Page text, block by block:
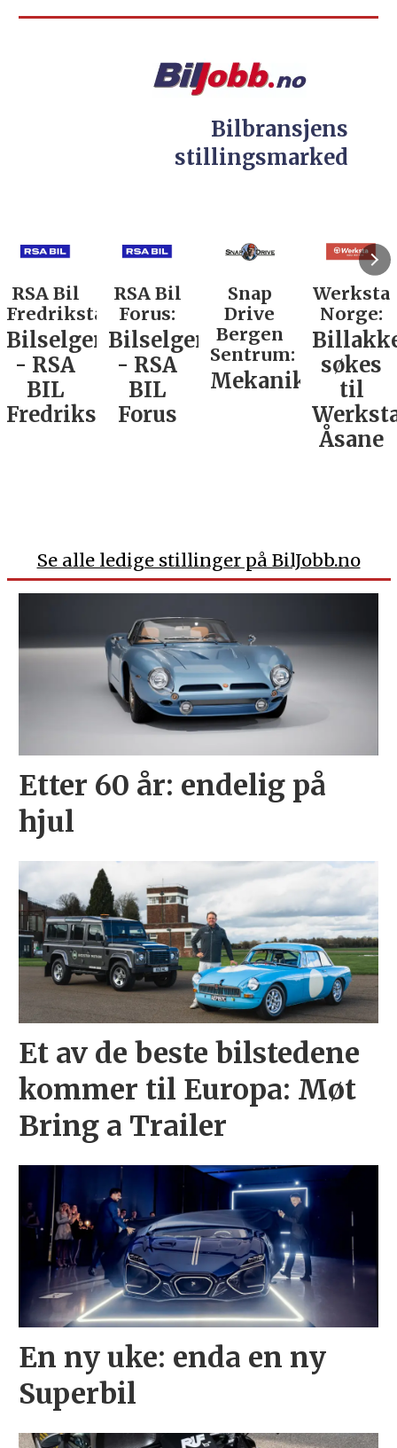
Bilbransjens
stillingsmarked
RSA Bil
Fredrikstad:
Bilselger
- RSA
BIL
Fredrikstad
RSA Bil
Forus:
Bilselger
- RSA
BIL
Forus
Snap
Drive
Bergen
Sentrum:
Mekaniker
Werksta
Norge:
søkes
til
Åsane
Se alle ledige stillinger på BilJobb.no
Etter 60 år: endelig på
hjul
Et av de beste bilstedene
kommer til Europa: Møt
Bring a Trailer
En ny uke: enda en ny
Superbil